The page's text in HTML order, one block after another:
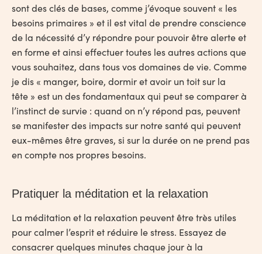
sont des clés de bases, comme j’évoque souvent « les
besoins primaires » et il est vital de prendre conscience
de la nécessité d’y répondre pour pouvoir être alerte et
en forme et ainsi effectuer toutes les autres actions que
vous souhaitez, dans tous vos domaines de vie. Comme
je dis « manger, boire, dormir et avoir un toit sur la
tête » est un des fondamentaux qui peut se comparer à
l’instinct de survie : quand on n’y répond pas, peuvent
se manifester des impacts sur notre santé qui peuvent
eux-mêmes être graves, si sur la durée on ne prend pas
en compte nos propres besoins.
Pratiquer la méditation et la relaxation
La méditation et la relaxation peuvent être très utiles
pour calmer l’esprit et réduire le stress. Essayez de
consacrer quelques minutes chaque jour à la